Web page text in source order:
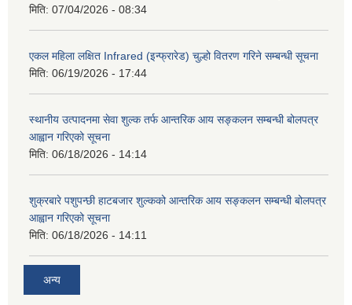
मिति: 07/04/2026 - 08:34
एकल महिला लक्षित Infrared (इन्फ्रारेड) चुल्हो वितरण गरिने सम्बन्धी सूचना
मिति: 06/19/2026 - 17:44
स्थानीय उत्पादनमा सेवा शुल्क तर्फ आन्तरिक आय सङ्कलन सम्बन्धी बोलपत्र
आह्वान गरिएको सूचना
मिति: 06/18/2026 - 14:14
शुक्रबारे पशुपन्छी हाटबजार शुल्कको आन्तरिक आय सङ्कलन सम्बन्धी बोलपत्र
आह्वान गरिएको सूचना
मिति: 06/18/2026 - 14:11
अन्य